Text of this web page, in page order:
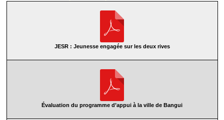
JESR : Jeunesse engagée sur les deux rives
Évaluation du programme d’appui à la ville de Bangui